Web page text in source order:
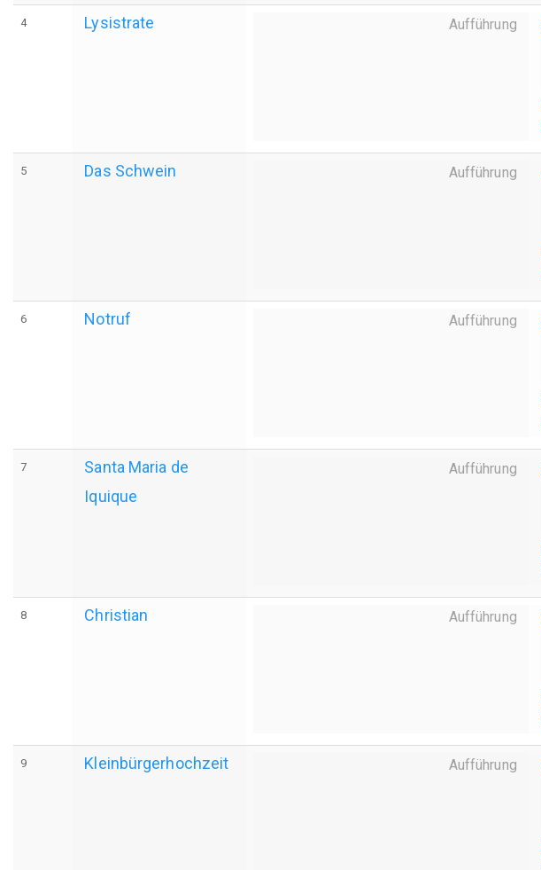
4 Lysistrate Aufführung
5 Das Schwein Aufführung
6 Notruf Aufführung
7
Santa Maria de
Iquique
Aufführung
8 Christian Aufführung
9 Kleinbürgerhochzeit Aufführung